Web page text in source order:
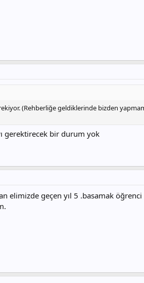
(Rehberliğe geldiklerinde bizden
gerektirecek bir durum yok
elimizde geçen yıl 5 .basamak